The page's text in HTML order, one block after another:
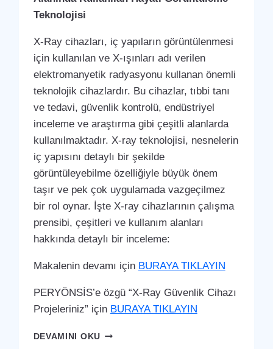
Teknolojisi
X-Ray cihazları, iç yapıların görüntülenmesi
için kullanılan ve X-ışınları adı verilen
elektromanyetik radyasyonu kullanan önemli
teknolojik cihazlardır. Bu cihazlar, tıbbi tanı
ve tedavi, güvenlik kontrolü, endüstriyel
inceleme ve araştırma gibi çeşitli alanlarda
kullanılmaktadır. X-ray teknolojisi, nesnelerin
iç yapısını detaylı bir şekilde
görüntüleyebilme özelliğiyle büyük önem
taşır ve pek çok uygulamada vazgeçilmez
bir rol oynar. İşte X-ray cihazlarının çalışma
prensibi, çeşitleri ve kullanım alanları
hakkında detaylı bir inceleme:
Makalenin devamı için BURAYA TIKLAYIN
PERYÖNSİS’e özgü “X-Ray Güvenlik Cihazı
Projeleriniz” için BURAYA TIKLAYIN
DEVAMINI OKUYAHYALI